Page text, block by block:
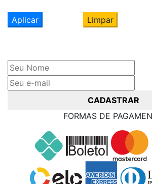
Aplicar Limpar
CADASTRAR
FORMAS DE